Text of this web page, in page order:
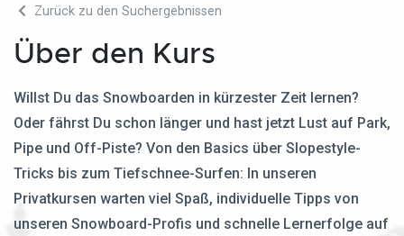
Zurück zu den Suchergebnissen
Über den Kurs
Willst Du das Snowboarden in kürzester Zeit lernen?
Oder fährst Du schon länger und hast jetzt Lust auf Park,
Pipe und Off-Piste? Von den Basics über Slopestyle-
Tricks bis zum Tiefschnee-Surfen: In unseren
Privatkursen warten viel Spaß, individuelle Tipps von
unseren Snowboard-Profis und schnelle Lernerfolge auf